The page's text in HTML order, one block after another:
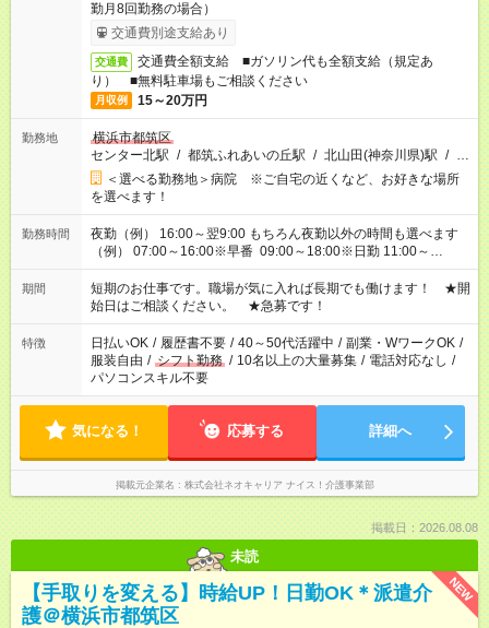
勤月8回勤務の場合）
交通費別途支給あり
交通費
交通費全額支給 ■ガソリン代も全額支給（規定あ
り） ■無料駐車場もご相談ください
月収例 15～20万円
勤務地
横浜市都筑区
センター北駅 / 都筑ふれあいの丘駅 / 北山田(神奈川県)駅 / …
＜選べる勤務地＞病院 ※ご自宅の近くなど、お好きな場所
を選べます！
勤務時間
夜勤（例） 16:00～翌9:00 もちろん夜勤以外の時間も選べます
（例） 07:00～16:00※早番 09:00～18:00※日勤 11:00～
20:00※遅番 ※時間は、固定・選べる施設もあるので、ご希望が
あれば調整できます！ ※シフト制。勤務地により実働時間が異
なります。★家庭の都合でお休みが必要な場合も遠慮なくご相談
ください。
期間
短期のお仕事です。職場が気に入れば長期でも働けます！ ★開
始日はご相談ください。 ★急募です！
特徴 日払いOK / 履歴書不要 / 40～50代活躍中 / 副業・WワークOK /
服装自由 / シフト勤務 / 10名以上の大量募集 / 電話対応なし /
パソコンスキル不要
気になる！ 応募する 詳細へ
掲載元企業名 株式会社ネオキャリア ナイス！介護事業部
掲載日：2026.08.08
未読
NEW
【手取りを変える】時給UP！日勤OK＊派遣介
護＠横浜市都筑区